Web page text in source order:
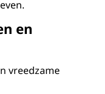
en
vreedzame